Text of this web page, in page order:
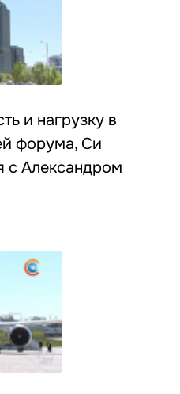
и нагрузку в
форума, Си
с Александром